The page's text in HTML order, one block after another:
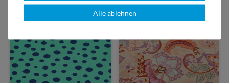
Alle ablehnen